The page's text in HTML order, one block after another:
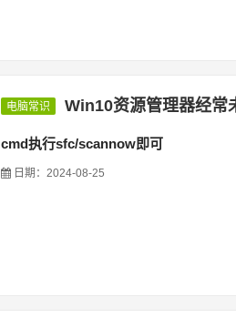
电脑常识 Win10资源管理器经常
cmd执行sfc/scannow即可
日期：2024-08-25